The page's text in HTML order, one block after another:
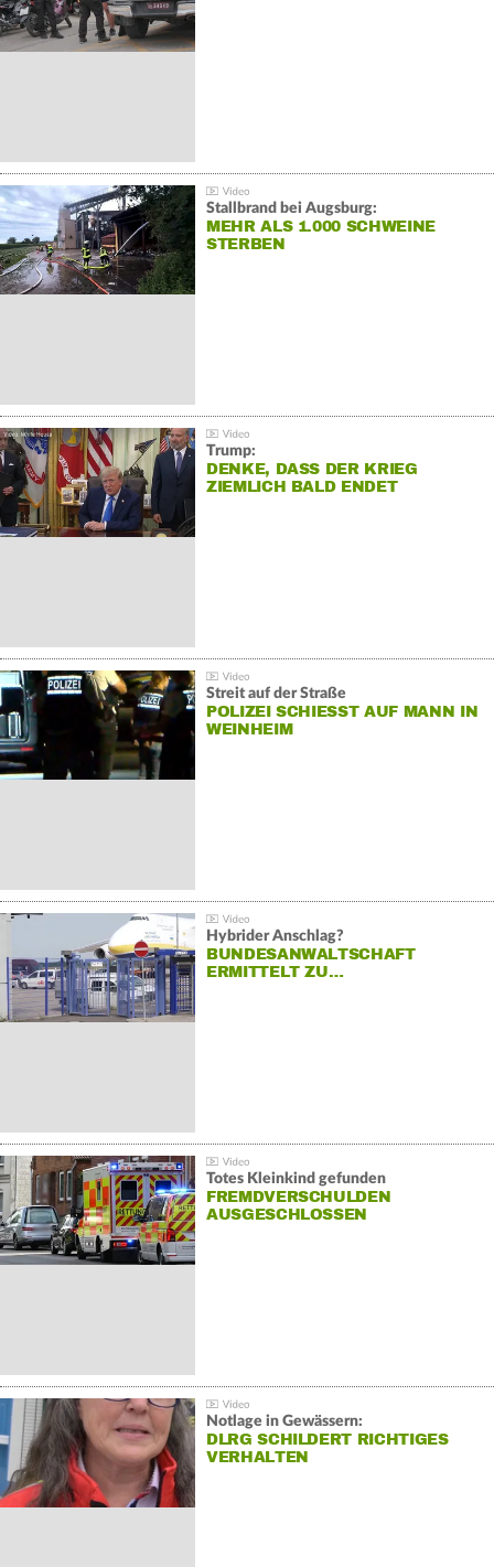
Stallbrand bei Augsburg:
MEHR ALS 1.000 SCHWEINE
STERBEN
Trump:
DENKE, DASS DER KRIEG
ZIEMLICH BALD ENDET
Streit auf der Straße
POLIZEI SCHIESST AUF MANN IN W
EINHEIM
Hybrider Anschlag?
BUNDESANWALTSCHAFT
ERMITTELT ZU…
Totes Kleinkind gefunden
FREMDVERSCHULDEN
AUSGESCHLOSSEN
Notlage in Gewässern:
DLRG SCHILDERT RICHTIGES
VERHALTEN